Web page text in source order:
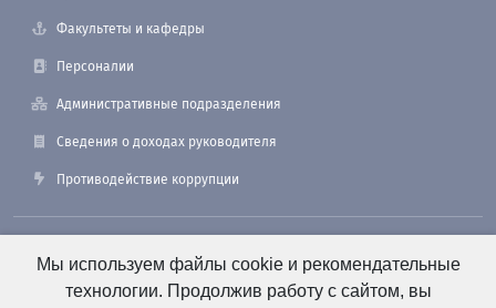
Факультеты и кафедры
Персоналии
Административные подразделения
Сведения о доходах руководителя
Противодействие коррупции
190121, Санкт-Петербург, ул. Лоцманская, 3
Мы используем файлы cookie и рекомендательные
технологии. Продолжив работу с сайтом, вы